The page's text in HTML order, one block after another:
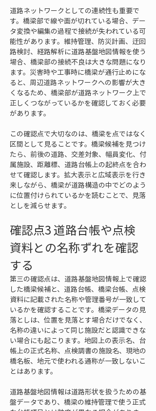
道路ネットワークとしての連続性も重要で
す。橋梁部で線や面が切れている場合、デー
タ変換や編集の過程で接続が失われている可
能性があります。維持管理、防災計画、迂回
路検討、経路解析に道路基盤地図情報を使う
場合、橋梁部の接続不良は大きな問題になり
ます。災害時や工事時に橋梁が通行止めにな
ると、周辺道路ネットワークへの影響が大き
くなるため、橋梁部が道路ネットワーク上で
正しくつながっているかを確認しておく必要
があります。
この確認点で大切なのは、橋梁を点ではなく
区間として見ることです。橋梁候補を見つけ
たら、前後の道路、交差対象、幅員変化、付
属施設、距離標、道路台帳上の起終点を合わ
せて確認します。拡大表示と広域表示を行き
来しながら、橋梁が道路構造の中でどのよう
に位置付けられているかを読むことで、見落
としを減らせます。
確認点3 道路台帳や点検
資料との名称ずれを確認
する
第三の確認点は、道路基盤地図情報上で確認
した橋梁候補と、道路台帳、橋梁台帳、点検
資料に記載された名称や管理番号が一致して
いるかを確認することです。橋梁データの見
落としは、位置を見落とす場合だけでなく、
名称の違いによって同じ施設だと認識できな
い場合にも起こります。地図上の表示名、台
帳上の正式名称、点検調書の施設名、現地の
橋名板、地元で使われる通称が一致しないこ
とはあります。
道路基盤地図情報は道路形状を扱うための基
盤データであり、橋梁の維持管理で使う正式